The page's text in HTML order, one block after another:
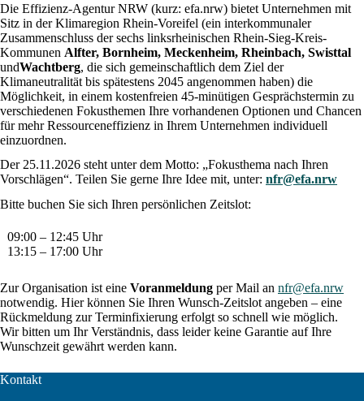
Die Effizienz-Agentur NRW (kurz: efa.nrw) bietet Unternehmen mit
Sitz in der Klimaregion Rhein-Voreifel (ein interkommunaler
Zusammenschluss der sechs linksrheinischen Rhein-Sieg-Kreis-
Kommunen Alfter, Bornheim, Meckenheim, Rheinbach, Swisttal
undWachtberg, die sich gemeinschaftlich dem Ziel der
Klimaneutralität bis spätestens 2045 angenommen haben) die
Möglichkeit, in einem kostenfreien 45-minütigen Gesprächstermin zu
verschiedenen Fokusthemen Ihre vorhandenen Optionen und Chancen
für mehr Ressourceneffizienz in Ihrem Unternehmen individuell
einzuordnen.
Der 25.11.2026 steht unter dem Motto: „Fokusthema nach Ihren
Vorschlägen“. Teilen Sie gerne Ihre Idee mit, unter: nfr@efa.nrw
Bitte buchen Sie sich Ihren persönlichen Zeitslot:
09:00 – 12:45 Uhr
13:15 – 17:00 Uhr
Zur Organisation ist eine Voranmeldung per Mail an nfr@efa.nrw
notwendig. Hier können Sie Ihren Wunsch-Zeitslot angeben – eine
Rückmeldung zur Terminfixierung erfolgt so schnell wie möglich.
Wir bitten um Ihr Verständnis, dass leider keine Garantie auf Ihre
Wunschzeit gewährt werden kann.
Kontakt